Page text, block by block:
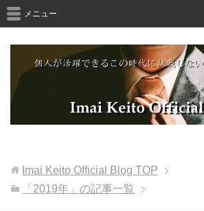
メニュー
Imai Keito Official Blog TOP
「2019年」の記事一覧